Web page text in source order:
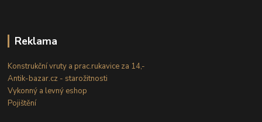
Reklama
Konstrukční vruty a prac.rukavice za 14,-
Antik-bazar.cz - starožitnosti
Vykonný a levný eshop
Pojištění